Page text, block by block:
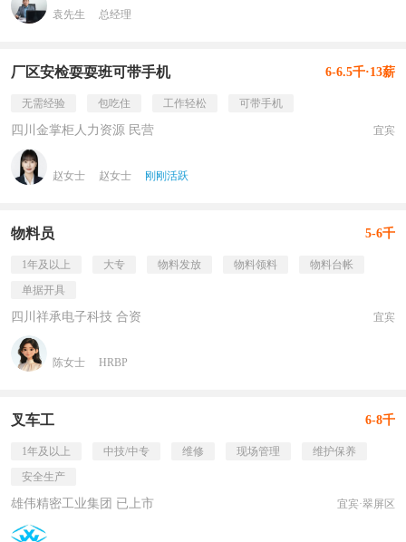
袁先生 总经理
厂区安检耍耍班可带手机 6-6.5千·13薪
无需经验 包吃住 工作轻松 可带手机
四川金掌柜人力资源 民营 宜宾
赵女士 赵女士 刚刚活跃
物料员 5-6千
1年及以上 大专 物料发放 物料领料
物料台帐
单据开具
四川祥承电子科技 合资 宜宾
陈女士 HRBP
叉车工 6-8千
1年及以上 中技/中专 维修 现场管理
维护保养
安全生产
雄伟精密工业集团 已上市 宜宾·翠屏区